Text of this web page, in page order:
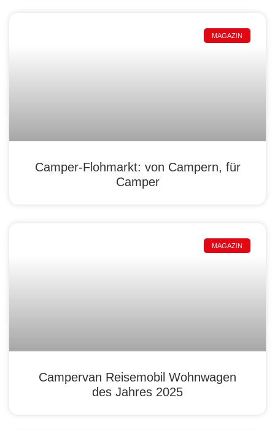
MAGAZIN
Camper-Flohmarkt: von Campern, für
Camper
MAGAZIN
Campervan Reisemobil Wohnwagen
des Jahres 2025